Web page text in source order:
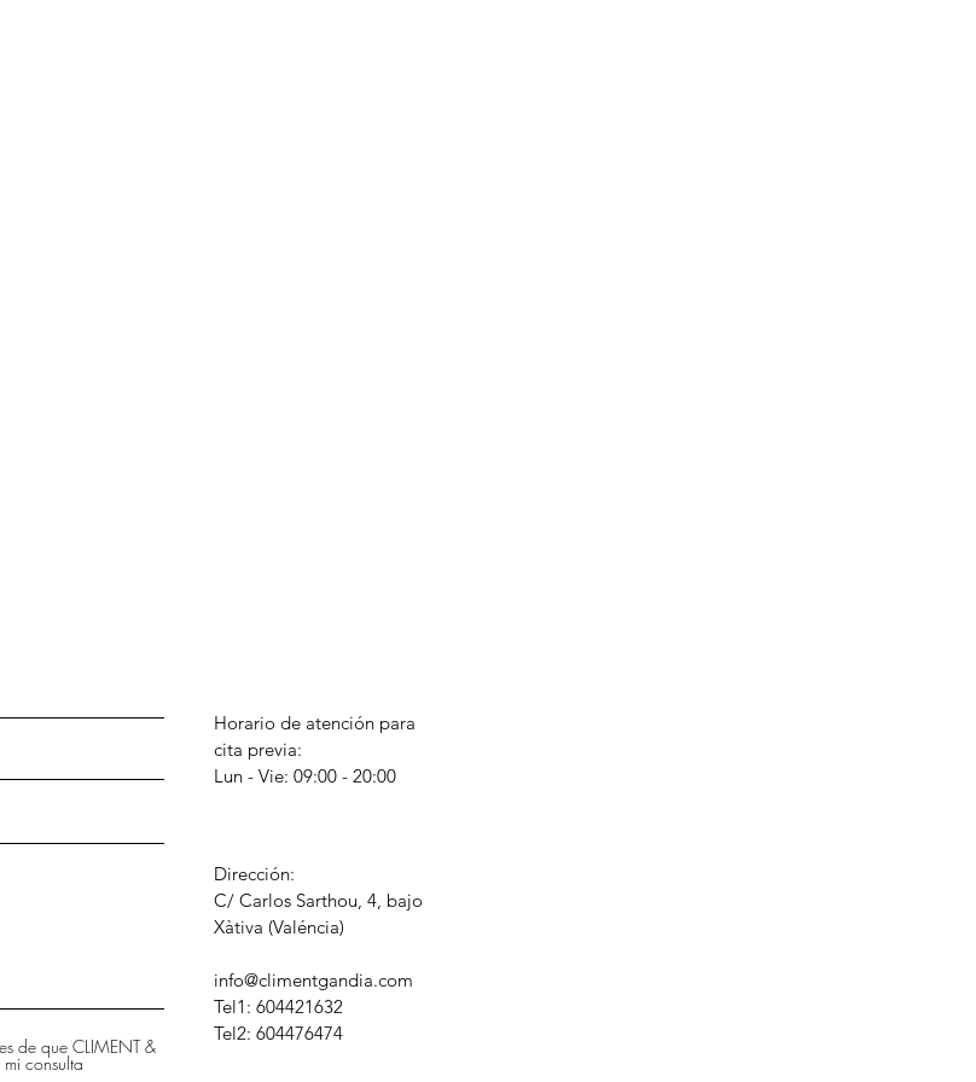
de que CLIMENT &
consulta
Horario de atención para
cita previa:
Lun - Vie: 09:00 - 20:00
Dirección:
C/ Carlos Sarthou, 4, bajo
​Xàtiva (Valéncia)
info@climentgandia.com
Tel1: 604421632
Tel2: 604476474